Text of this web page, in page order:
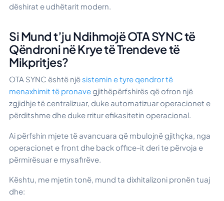
dëshirat e udhëtarit modern.
Si Mund t’ju Ndihmojë OTA SYNC të
Qëndroni në Krye të Trendeve të
Mikpritjes?
OTA SYNC është një sistemin e tyre qendror të
menaxhimit të pronave gjithëpërfshirës që ofron një
zgjidhje të centralizuar, duke automatizuar operacionet e
përditshme dhe duke rritur efikasitetin operacional.
Ai përfshin mjete të avancuara që mbulojnë gjithçka, nga
operacionet e front dhe back office-it deri te përvoja e
përmirësuar e mysafirëve.
Kështu, me mjetin tonë, mund ta dixhitalizoni pronën tuaj
dhe: